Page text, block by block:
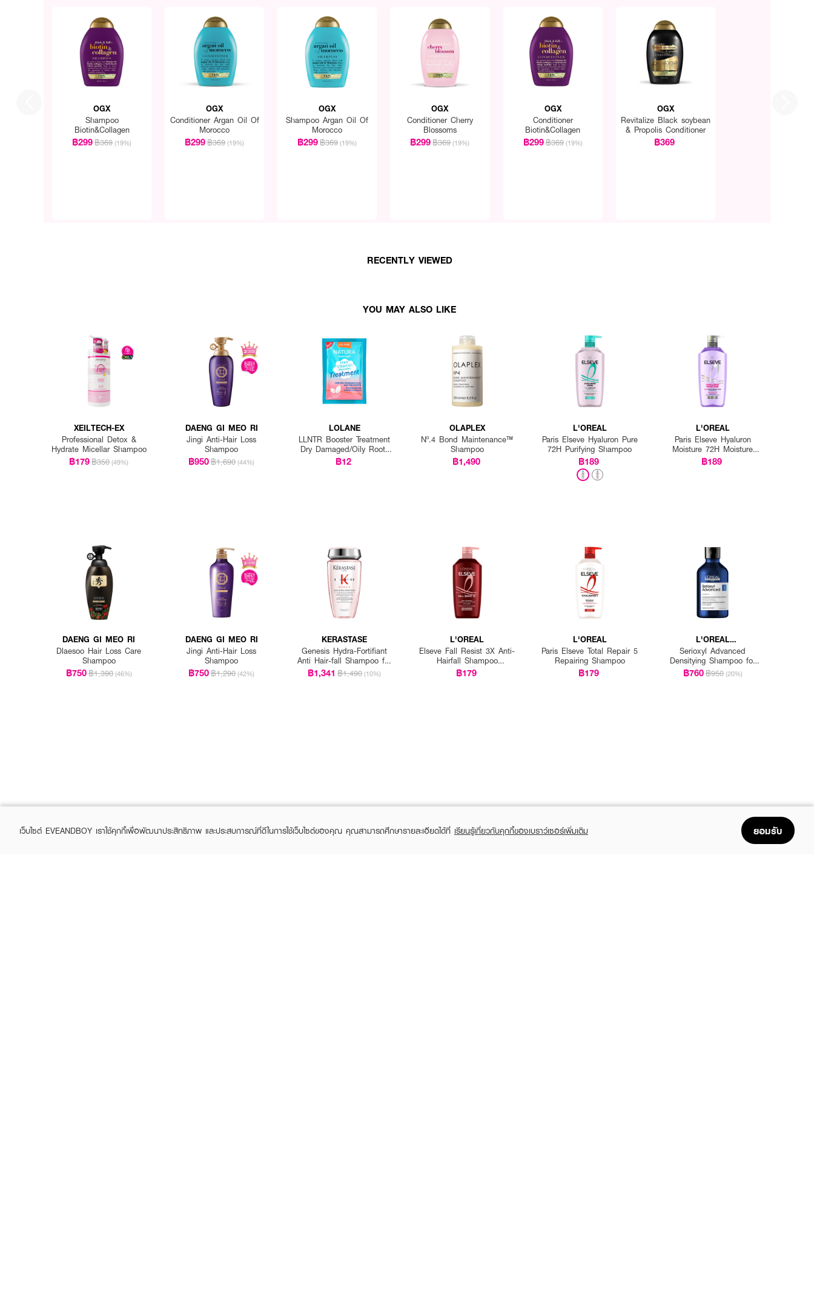
OGX
Shampoo
Biotin&Collagen
฿299฿369 (19%)
OGX
Conditioner Argan Oil Of
Morocco
฿299฿369 (19%)
OGX
Shampoo Argan Oil Of
Morocco
฿299฿369 (19%)
OGX
Conditioner Cherry
Blossoms
฿299฿369 (19%)
OGX
Conditioner
Biotin&Collagen
฿299฿369 (19%)
OGX
Revitalize Black soybean
& Propolis Conditioner
฿369
RECENTLY VIEWED
YOU MAY ALSO LIKE
XEILTECH-EX
Professional Detox &
Hydrate Micellar Shampoo
฿179฿350 (49%)
DAENG GI MEO RI
Jingi Anti-Hair Loss
Shampoo
฿950฿1,690 (44%)
LOLANE
LLNTR Booster Treatment
Dry Damaged/Oily Roots
25g P12
฿12
OLAPLEX
Nº.4 Bond Maintenance™
Shampoo
฿1,490
L'OREAL
Paris Elseve Hyaluron Pure
72H Purifying Shampoo
฿189
L'OREAL
Paris Elseve Hyaluron
Moisture 72H Moisture
Filling Shampoo
฿189
DAENG GI MEO RI
Dlaesoo Hair Loss Care
Shampoo
฿750฿1,390 (46%)
DAENG GI MEO RI
Jingi Anti-Hair Loss
Shampoo
฿750฿1,290 (42%)
KERASTASE
Genesis Hydra-Fortifiant
Anti Hair-fall Shampoo for
Fine Hair
฿1,341 ฿1,490 (10%)
L'OREAL
Elseve Fall Resist 3X Anti-
Hairfall Shampoo
Scalp+Hair
฿179
L'OREAL
Paris Elseve Total Repair 5
Repairing Shampoo
฿179
L'OREAL
PROFESSIONNEL
Serioxyl Advanced
Densitying Shampoo for
Thinning Hair
฿760฿950 (20%)
เว็บไซต์ EVEANDBOY เราใช้คุกกี้เพื่อพัฒนาประสิทธิภาพ และประสบการณ์ที่ดีในการใช้เว็บไซต์ของคุณ คุณสามารถศึกษารายละเอียดได้ที่ เรียนรู้เกี่ยวกับคุกกี้ของเบราว์เซอร์เพิ่มเติม ยอมรับ